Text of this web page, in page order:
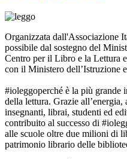
Organizzata dall'Associazione
possibile dal sostegno del
Centro per il Libro e la Lettura
con il Ministero dell’Istruzione
#ioleggoperché è la più grande
della lettura. Grazie all’energia,
insegnanti, librai, studenti ed
contribuito al successo di
alle scuole oltre due milioni di
patrimonio librario delle